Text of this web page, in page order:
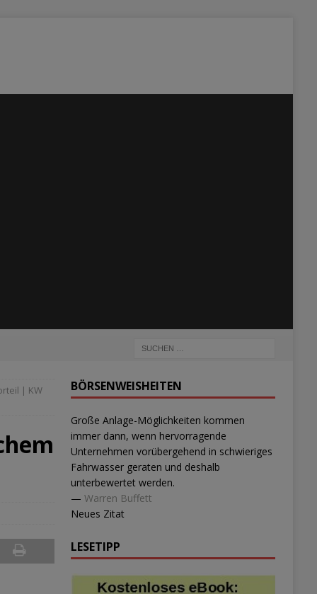
| KW
BÖRSENWEISHEITEN
Große Anlage-Möglichkeiten kommen
immer dann, wenn hervorragende
Unternehmen vorübergehend in schwieriges
Fahrwasser geraten und deshalb
unterbewertet werden.
— Warren Buffett
Neues Zitat
LESETIPP